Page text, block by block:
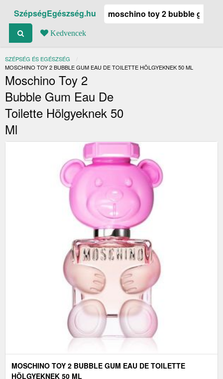
SzépségEgészség.hu
Kedvencek
SZÉPSÉG ÉS EGÉSZSÉG
JELENLEGI:
MOSCHINO TOY 2 BUBBLE GUM EAU DE TOILETTE HÖLGYEKNEK 50 ML
Moschino Toy 2
Bubble Gum Eau De
Toilette Hölgyeknek 50
Ml
MOSCHINO TOY 2 BUBBLE GUM EAU DE TOILETTE
HÖLGYEKNEK 50 ML